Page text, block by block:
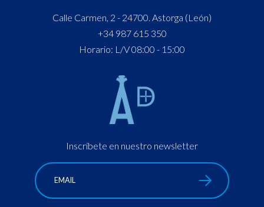
Calle Carmen, 2 - 24700. Astorga (León)
+34 987 615 350
Horario: L/V 08:00 - 15:00
Inscríbete en nuestro newsletter